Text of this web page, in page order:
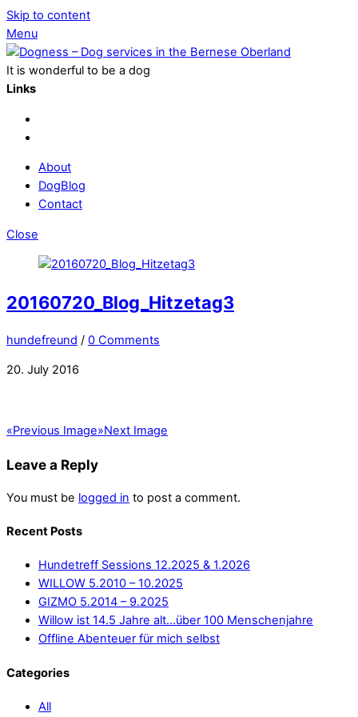
Skip to content
Menu
It is wonderful to be a dog
Links
About
DogBlog
Contact
Close
20160720_Blog_Hitzetag3
hundefreund / 0 Comments
20. July 2016
«Previous Image»Next Image
Leave a Reply
You must be logged in to post a comment.
Recent Posts
Hundetreff Sessions 12.2025 & 1.2026
WILLOW 5.2010 – 10.2025
GIZMO 5.2014 – 9.2025
Willow ist 14.5 Jahre alt…über 100 Menschenjahre
Offline Abenteuer für mich selbst
Categories
All